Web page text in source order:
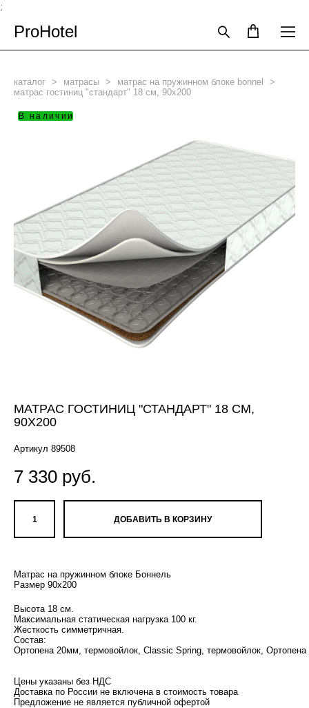
;
ProHotel
каталог > матрасы > матрас на пружинном блоке bonnel
>
матрас гостиниц "стандарт" 18 см, 90х200
В наличии
МАТРАС ГОСТИНИЦ "СТАНДАРТ" 18 СМ,
90Х200
Артикул 89508
7 330 pуб.
ДОБАВИТЬ В КОРЗИНУ
Матрас на пружинном блоке Боннель
Размер 90х200
Высота 18 см.
Максимальная статическая нагрузка 100 кг.
Жесткость симметричная.
Состав:
Ортопена 20мм, термовойлок, Classic Spring, термовойлок,
Цены указаны без НДС
Доставка по России не включена в стоимость товара
​Предложение не является публичной офертой